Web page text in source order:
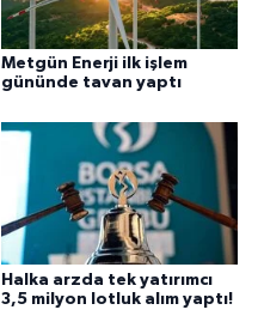
Metgün Enerji ilk işlem
gününde tavan yaptı
Halka arzda tek yatırımcı
3,5 milyon lotluk alım yaptı!